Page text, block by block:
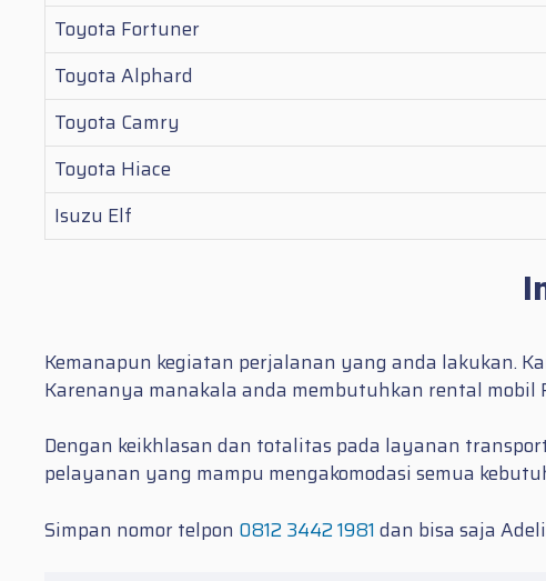
Toyota Fortuner
Toyota Alphard
Toyota Camry
Toyota Hiace
Isuzu Elf
Kemanapun kegiatan perjalanan yang anda lakukan.
Karenanya manakala anda membutuhkan rental mobil
Dengan keikhlasan dan totalitas pada layanan
pelayanan yang mampu mengakomodasi semua
Simpan nomor telpon 0812 3442 1981dan bisa saja